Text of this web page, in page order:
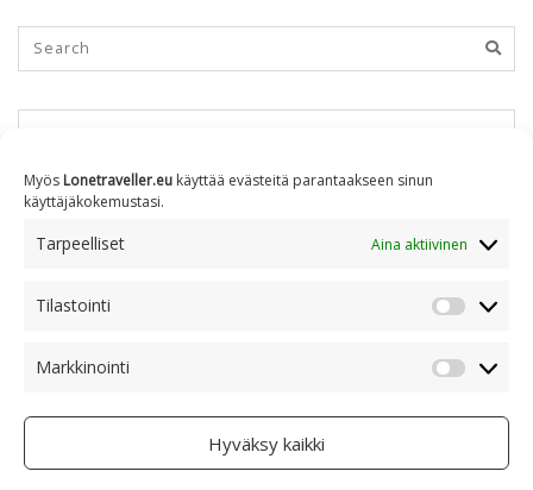
Myös Lonetraveller.eu käyttää evästeitä parantaakseen sinun
käyttäjäkokemustasi.
Tarpeelliset Aina aktiivinen
Tilastointi
Markkinointi
Hyväksy kaikki
Kuukausittain
Aiheittain